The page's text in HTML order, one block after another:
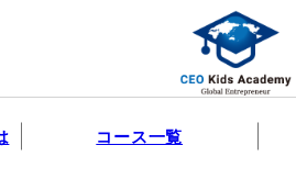
コース一覧